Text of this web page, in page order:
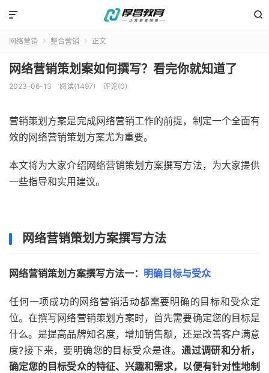


网络营销  整合营销  正文
网络营销策划案如何撰写？看完你就知道了
2023-06-13 阅读(1497) 评论(0)
营销策划方案是完成网络营销工作的前提，制定一个全面有
效的网络营销策划方案尤为重要。
本文将为大家介绍网络营销策划方案撰写方法，为大家提供
一些指导和实用建议。
网络营销策划方案撰写方法
网络营销策划方案撰写方法一： 明确目标与受众
任何一项成功的网络营销活动都需要明确的目标和受众定
位。在撰写网络营销策划方案时，首先需要确定您的目标是
什么。是提高品牌知名度，增加销售额，还是改善客户满意
度?接下来，要明确您的目标受众是谁。通过调研和分析，
确定您的目标受众的特征、兴趣和需求，以便有针对性地制